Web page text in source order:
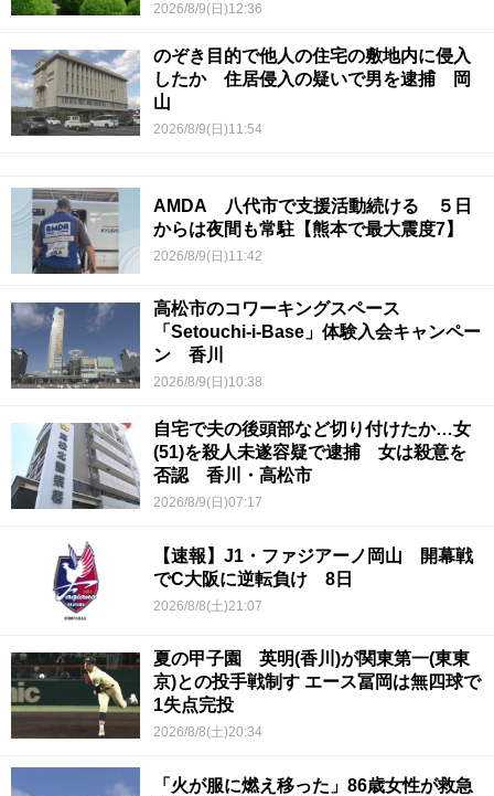
2026/8/9(日)12:36
のぞき目的で他人の住宅の敷地内に侵入
したか 住居侵入の疑いで男を逮捕 岡
山
2026/8/9(日)11:54
AMDA 八代市で支援活動続ける ５日
からは夜間も常駐【熊本で最大震度7】
2026/8/9(日)11:42
高松市のコワーキングスペース
「Setouchi-i-Base」体験入会キャンペー
ン 香川
2026/8/9(日)10:38
自宅で夫の後頭部など切り付けたか…女
(51)を殺人未遂容疑で逮捕 女は殺意を
否認 香川・高松市
2026/8/9(日)07:17
【速報】J1・ファジアーノ岡山 開幕戦
でC大阪に逆転負け 8日
2026/8/8(土)21:07
夏の甲子園 英明(香川)が関東第一(東東
京)との投手戦制す エース冨岡は無四球で
1失点完投
2026/8/8(土)20:34
「火が服に燃え移った」86歳女性が救急